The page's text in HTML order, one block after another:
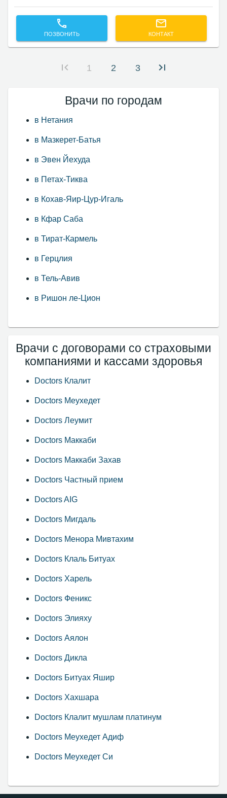
ПОЗВОНИТЬ КОНТАКТ
1 2 3
Врачи по городам
в Нетания
в Мазкерет-Батья
в Эвен Йехуда
в Петах-Тиква
в Кохав-Яир-Цур-Игаль
в Кфар Саба
в Тират-Кармель
в Герцлия
в Тель-Авив‎
в Ришон ле-Цион
Врачи с договорами со страховыми
компаниями и кассами здоровья
Doctors Клалит
Doctors Меухедет
Doctors Леумит
Doctors Маккаби
Doctors Маккаби Захав
Doctors Частный прием
Doctors AIG
Doctors Мигдаль
Doctors Менора Мивтахим
Doctors Клаль Битуах
Doctors Харель
Doctors Феникс
Doctors Элияху
Doctors Аялон
Doctors Дикла
Doctors Битуах Яшир
Doctors Хахшара
Doctors Клалит мушлам платинум
Doctors Меухедет Адиф
Doctors Меухедет Си